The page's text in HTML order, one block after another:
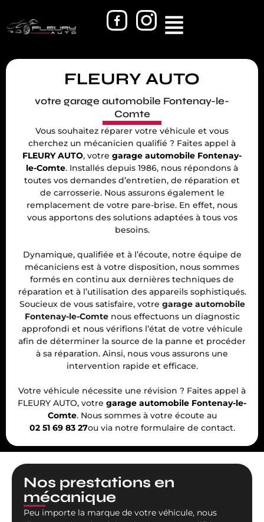
FLEURY AUTO
votre garage automobile Fontenay-le-
Comte
Vous souhaitez réparer votre véhicule et vous
cherchez un mécanicien qualifié ? Faites appel à
FLEURY AUTO, votre garage automobile Fontenay-
le-Comte. Installés depuis 1986, nous répondons à
toutes vos demandes d’entretien, de réparation et
de carrosserie. Nous assurons également le
remplacement de votre pare-brise. En effet, nous
vous apportons des solutions adaptées à tous vos
besoins.
Dynamique, qualifiée et à l’écoute, notre équipe de
mécaniciens est à votre disposition, nous sommes
formés en continu aux dernières techniques de
réparation et à l’utilisation des appareils sophistiqués.
Soucieux de vous satisfaire, votre garage automobile
Fontenay-le-Comtenous effectuons un diagnostic
approfondi et nous vérifions l’état de votre véhicule
afin de déterminer la source de la panne et procéder
à sa réparation. Ainsi, nous vous assurons une
intervention rapide et efficace.
Votre véhicule nécessite une révision ? Faites appel à
FLEURY AUTO, votre garage automobile Fontenay-le-
Comte. Nous sommes à votre écoute au
02 51 69 83 27ou via notre formulaire de contact.
Nos prestations en
mécanique
Peu importe la marque de votre véhicule, nous